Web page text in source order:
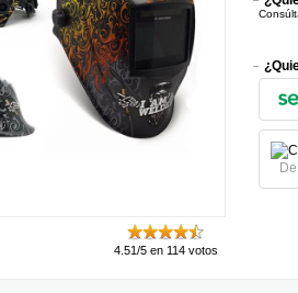
4.51/5 en 114 votos